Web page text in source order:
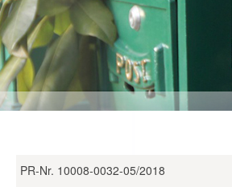
PR-Nr. 10008-0032-05/2018